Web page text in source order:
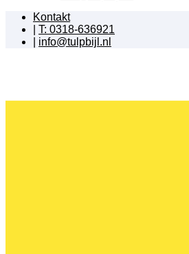
Kontakt
T: 0318-636921
info@tulpbijl.nl